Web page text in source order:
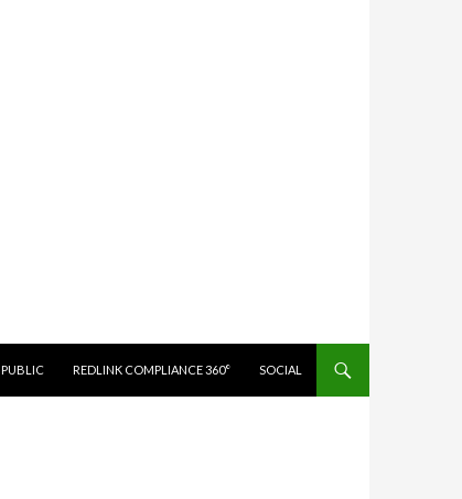
PUBLIC REDLINK COMPLIANCE 360° SOCIAL